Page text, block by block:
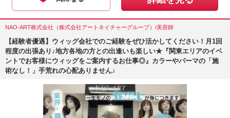
NAO-ART株式会社（株式会社アートネイチャーグループ）/美容師
【経験者優遇】ウィッグ会社でのご経験をぜひ活かしてください！月1回
程度の出張あり♪地方各地の方との出逢いも楽しい★『関東エリアのイベ
ントでお客様にウィッグをご案内するお仕事◎』カラーやパーマの「施
術なし！」手荒れの心配ありません♪